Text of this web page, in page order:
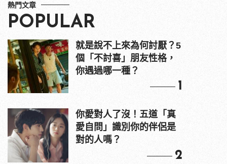
熱門文章
POPULAR
就是說不上來為何討厭？5
個「不討喜」朋友性格，
你遇過哪一種？
1
你愛對人了沒！五道「真
愛自問」識別你的伴侶是
對的人嗎？
2